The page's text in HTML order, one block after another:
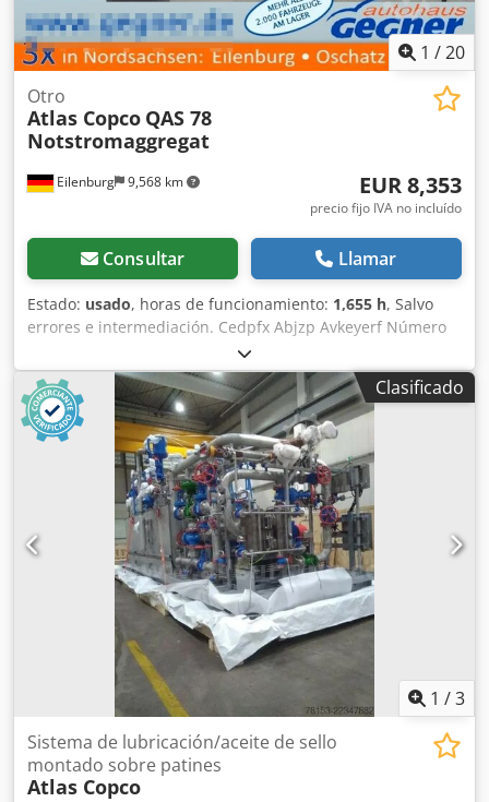
1 /20
Eilenburg 9,568 km
Otro
Atlas Copco QAS 78
Notstromaggregat
EUR 8,353
precio fijo IVA no incluído
Consultar Llamar
Estado: usado, horas de funcionamiento: 1,655 h, Salvo
errores e intermediación. Cedpfx Abjzp Avkeyerf Número
interno: 1433. Motor PERKINS. El vehículo no ha sido
reacondicionado. Posibilidad de entrega en todo el país
con un coste adicional. Salvo errores e intermediación. Con
gusto aceptaremos su vehículo como parte del pago.
Posibilidad de financiación/leasing, incluso sin entrada.
¿Tiene alguna pregunta? ¡Estaremos encantados de
Clasificado
1 /3
Sistema de lubricación/aceite de sello
montado sobre patines
Atlas Copco